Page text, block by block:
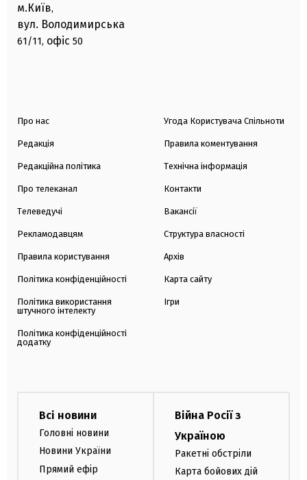
м.Київ,
вул. Володимирська
61/11, офіс 50
Про нас
Редакція
Редакційна політика
Про телеканал
Телеведучі
Рекламодавцям
Правила користування
Політика конфіденційності
Політика використання
штучного інтелекту
Політика конфіденційності
додатку
Угода Користувача Спільноти
Правила коментування
Технічна інформація
Контакти
Вакансії
Структура власності
Архів
Карта сайту
Ігри
Всі новини
Головні новини
Новини України
Прямий ефір
Війна Росії з
Україною
Ракетні обстріли
Карта бойових дій